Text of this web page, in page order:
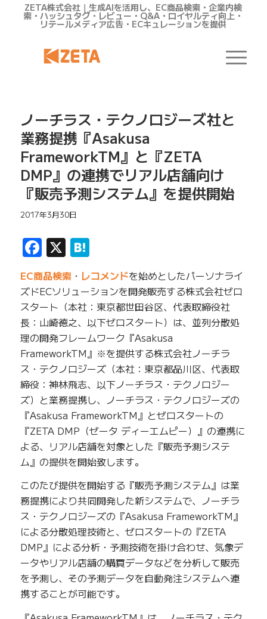
ZETA株式会社｜生成AIを活用し、EC商品検索・企業内検
索・ハッシュタグ・レビュー・Q&A・ロイヤルティ向上・
リテールメディア広告・ECキュレーションを提供
ノーチラス・テクノロジーズ社と
業務提携『Asakusa
FrameworkTM』と『ZETA
DMP』の連携でリアル店舗向け
『販売予測システム』を提供開始
2017年3月30日
Facebook
X Hatena
EC商品検索・ レコメンドを始めとしたパーソナライ
ズドECソリューションを開発販売する株式会社ゼロ
スタート（本社：東京都世田谷区、代表取締役社
長：山崎徳之、以下ゼロスタート）は、並列分散処
理の開発フレームワーク『Asakusa
FrameworkTM』※を提供する株式会社ノーチラ
ス・テクノロジーズ（本社：東京都品川区、代表取
締役：神林飛志、以下ノーチラス・テクノロジー
ズ）と業務提携し、ノーチラス・テクノロジーズの
『Asakusa FrameworkTM』とゼロスタートの
『ZETA DMP（ゼータ ディーエムピー）』の連携に
よる、リアル店舗を対象とした『販売予測システ
ム』の提供を開始致します。
このたび提供を開始する『販売予測システム』は業
務提携により共同開発した新システムで、ノーチラ
ス・テクノロジーズの『Asakusa FrameworkTM』
による分散処理技術と、ゼロスタートの『ZETA
DMP』による分析・予測技術を掛け合わせ、気象デ
ータやリアル店舗の購買データなどを分析して販売
を予測し、その予測データを自動発注システムへ連
携することが可能です。